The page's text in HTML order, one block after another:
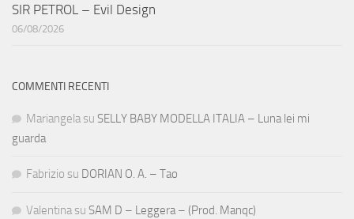
SIR PETROL – Evil Design
06/08/2026
COMMENTI RECENTI
Mariangela su SELLY BABY MODELLA ITALIA – Luna lei mi
guarda
Fabrizio su DORIAN O. A. – Tao
Valentina su SAM D – Leggera – (Prod. Manqc)